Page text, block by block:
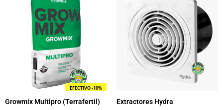
EFECTIVO -10%
Growmix Multipro (Terrafertil) Extractores Hydra
precios:
desde
$0,00
hasta
$26.400,00
tiene
Las
se
pueden